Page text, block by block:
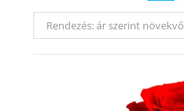
Rendezés: ár szerint növekvő